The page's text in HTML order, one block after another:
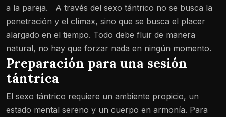
a la pareja.
A través del sexo tántrico no se busca la
penetración y el clímax, sino que se busca el placer
alargado en el tiempo. Todo debe fluir de manera
natural, no hay que forzar nada en ningún momento.
Preparación para una sesión
tántrica
El sexo tántrico requiere un ambiente propicio, un
estado mental sereno y un cuerpo en armonía. Para